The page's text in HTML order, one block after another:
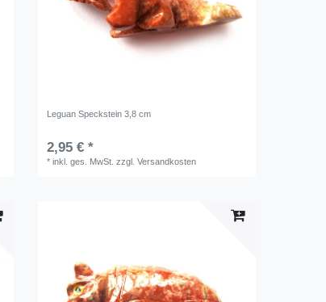
Leguan Speckstein 3,8 cm
2,95 € *
*inkl. ges. MwSt. zzgl.Versandkosten